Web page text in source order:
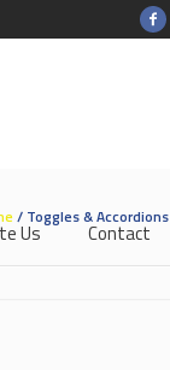
Us Contact
/ Toggles & Accordions